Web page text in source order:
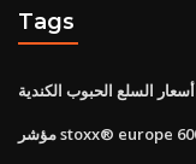
Tags
أسعار السلع الحبوب الكندية